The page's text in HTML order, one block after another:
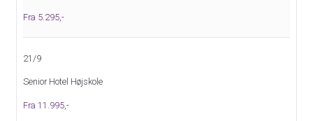
Fra 5.295,-
21/9
Senior Hotel Højskole
Fra 11.995,-